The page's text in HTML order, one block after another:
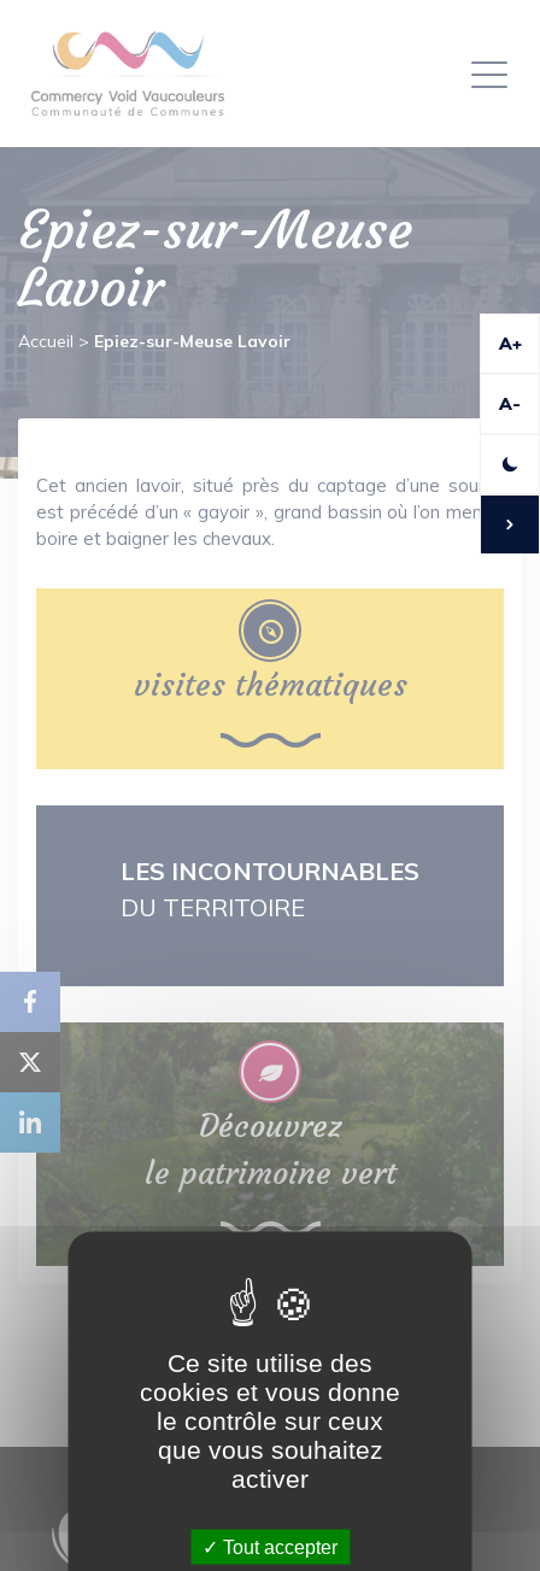
Epiez-sur-Meuse
Lavoir
Accueil > Epiez-sur-Meuse Lavoir
Cet ancien lavoir, situé près du captage d’une source
est précédé d’un « gayoir », grand bassin où l’on menait
boire et baigner les chevaux.
visites thématiques
LES INCONTOURNABLES
DU TERRITOIRE
Découvrez
le patrimoine vert
A+
A-
Ce site utilise des
cookies et vous donne
le contrôle sur ceux
que vous souhaitez
activer
Tout accepter